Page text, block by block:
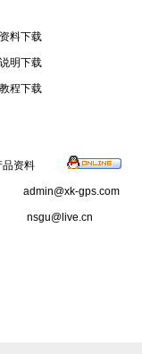
下载
下载
下载
品资料
admin@xk-gps.com
： nsgu@live.cn